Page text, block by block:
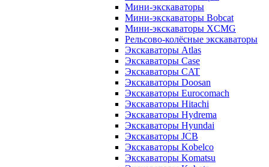
Мини-экскаваторы
Мини-экскаваторы Bobcat
Мини-экскаваторы XCMG
Рельсово-колёсные экскаваторы
Экскаваторы Atlas
Экскаваторы Case
Экскаваторы CAT
Экскаваторы Doosan
Экскаваторы Eurocomach
Экскаваторы Hitachi
Экскаваторы Hydrema
Экскаваторы Hyundai
Экскаваторы JCB
Экскаваторы Kobelco
Экскаваторы Komatsu